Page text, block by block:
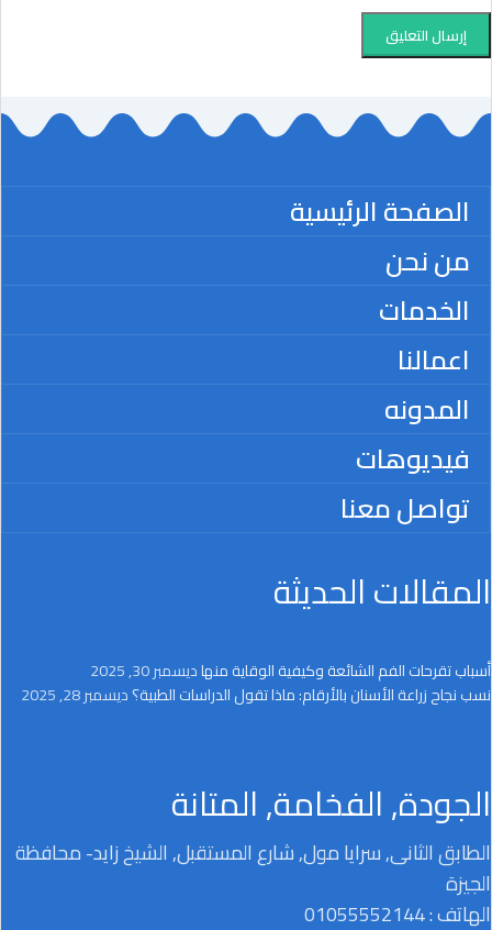
الصفحة الرئيسية
من نحن
الخدمات
اعمالنا
المدونه
فيديوهات
تواصل معنا
المقالات الحديثة
أسباب تقرحات الفم الشائعة وكيفية الوقاية منهاديسمبر 30, 2025
نسب نجاح زراعة الأسنان بالأرقام: ماذا تقول الدراسات الطبية؟ديسمبر 28, 2025
الجودة, الفخامة, المتانة
الطابق الثانى, سرايا مول, شارع المستقبل, الشيخ زايد- محافظة
الجيزة
الهاتف : 01055552144